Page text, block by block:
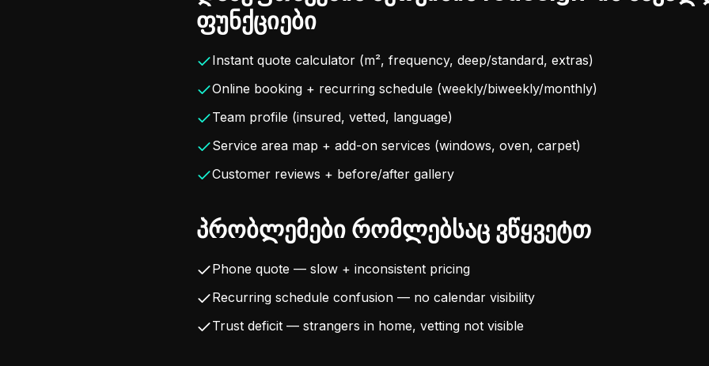
ფუნქციები
Instant quote calculator (m², frequency, deep/standard, extras)
Online booking + recurring schedule (weekly/biweekly/monthly)
Team profile (insured, vetted, language)
Service area map + add-on services (windows, oven, carpet)
Customer reviews + before/after gallery
პრობლემები რომლებსაც ვწყვეტთ
Phone quote — slow + inconsistent pricing
Recurring schedule confusion — no calendar visibility
Trust deficit — strangers in home, vetting not visible